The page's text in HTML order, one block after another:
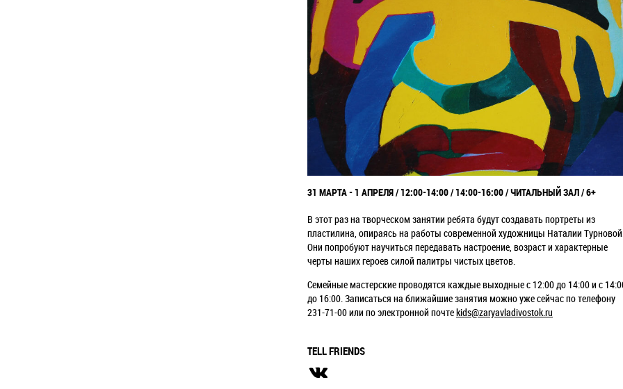
31 МАРТА - 1 АПРЕЛЯ / 12:00-14:00 / 14:00-16:00 / ЧИТАЛЬНЫЙ ЗАЛ / 6+
В этот раз на творческом занятии ребята будут создавать портреты из
пластилина, опираясь на работы современной художницы Наталии
Они попробуют научиться передавать настроение, возраст и характерные
черты наших героев силой палитры чистых цветов.
Семейные мастерские проводятся каждые выходные с 12:00 до 14:00 и с
до 16:00. Записаться на ближайшие занятия можно уже сейчас по телефону
231-71-00 или по электронной почтеkids@zaryavladivostok.ru
TELL FRIENDS